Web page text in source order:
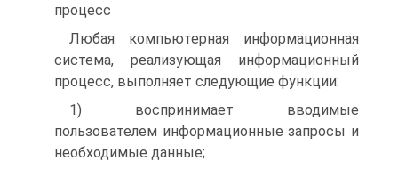
процесс
Любая компьютерная информационная
система, реализующая информационный
процесс, выполняет следующие функции:
1) воспринимает вводимые
пользователем информационные запросы и
необходимые данные;